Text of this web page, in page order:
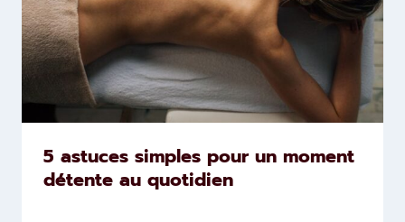
5 astuces simples pour un moment
détente au quotidien